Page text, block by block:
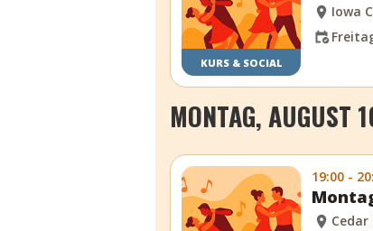
KURS & SOCIAL
Iowa
MONTAG, AUGUST
19:00 -
Cedar